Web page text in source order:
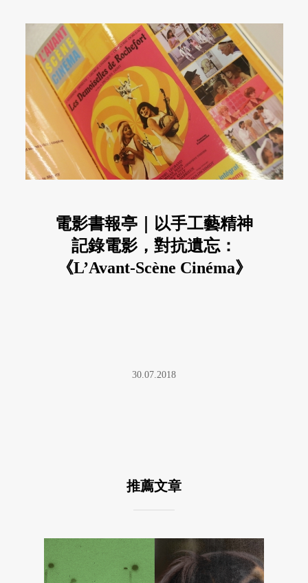
電影書報亭｜以手工藝精神
記錄電影，對抗遺忘：
《L’Avant-Scène Cinéma》
30.07.2018
推薦文章